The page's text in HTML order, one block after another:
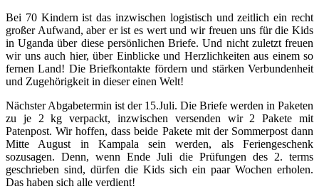
Bei 70 Kindern ist das inzwischen logistisch und zeitlich ein recht
großer Aufwand, aber er ist es wert und wir freuen uns für die Kids
in Uganda über diese persönlichen Briefe. Und nicht zuletzt freuen
wir uns auch hier, über Einblicke und Herzlichkeiten aus einem so
fernen Land! Die Briefkontakte fördern und stärken Verbundenheit
und Zugehörigkeit in dieser einen Welt!
Nächster Abgabetermin ist der 15.Juli. Die Briefe werden in Paketen
zu je 2 kg verpackt, inzwischen versenden wir 2 Pakete mit
Patenpost. Wir hoffen, dass beide Pakete mit der Sommerpost dann
Mitte August in Kampala sein werden, als Feriengeschenk
sozusagen. Denn, wenn Ende Juli die Prüfungen des 2. terms
geschrieben sind, dürfen die Kids sich ein paar Wochen erholen.
Das haben sich alle verdient!